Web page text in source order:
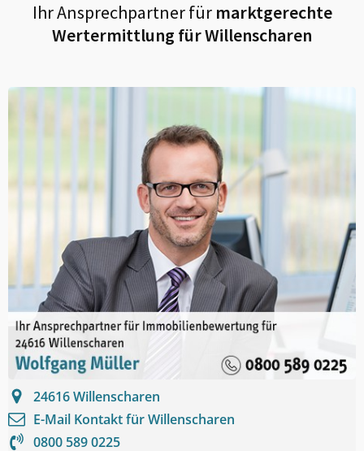
Ihr Ansprechpartner fürmarktgerechte
Wertermittlung fürWillenscharen
24616Willenscharen
E-Mail Kontakt fürWillenscharen
0800 589 0225